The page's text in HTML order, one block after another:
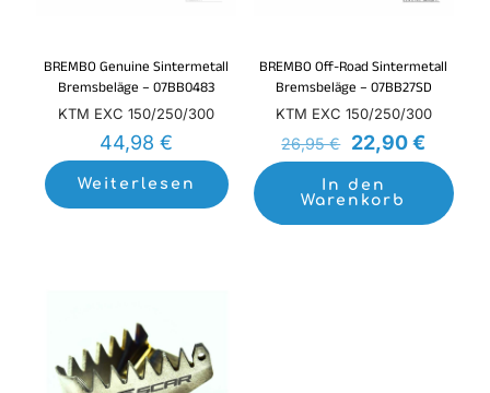
BREMBO Genuine Sintermetall
Bremsbeläge – 07BB0483
KTM EXC 150/250/300
44,98€
Weiterlesen
BREMBO Off-Road Sintermetall
Bremsbeläge – 07BB27SD
KTM EXC 150/250/300
26,95€
Ursprünglicher
Preis
war:
26,95 €
22,90€
Preis
ist:
22,90
In den
Warenkorb